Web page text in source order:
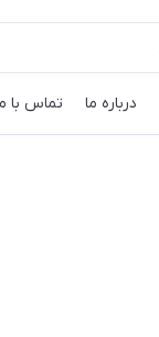
درباره ما تماس با